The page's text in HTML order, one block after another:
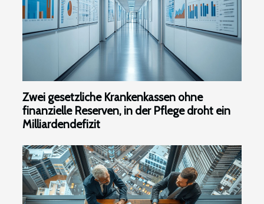
Zwei gesetzliche Krankenkassen ohne
finanzielle Reserven, in der Pflege droht ein
Milliardendefizit